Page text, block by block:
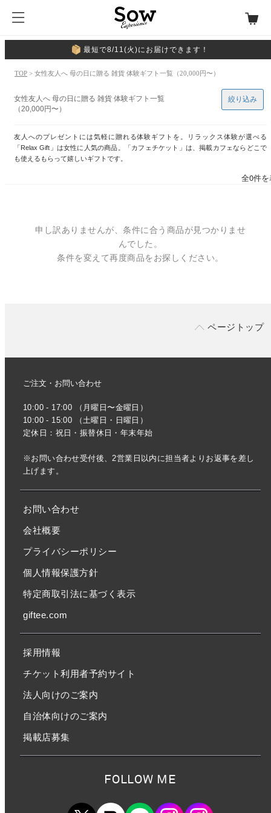
最短で8/11(火)にお届けできます！
TOP > 女性友人へ 母の日に贈る 雑貨 体験ギフト一覧（20,000円〜）
女性友人へ 母の日に贈る 雑貨 体験ギフト一覧
（20,000円〜）
友人へのプレゼントには気軽に贈れる体験ギフトを。リラックス体験が選べる
「Relax Gift」は女性に人気の商品。「カフェチケット」は、掲載カフェならどこで
も使えるもらって嬉しいギフトです。
絞り込み
全0件
申し訳ありませんが、条件に合う商品が見つかりませ
んでした。
条件を変えて再度商品をお探しください。
ページトップ
ご注文・お問い合わせ
10:00 - 17:00 （月曜日〜金曜日）
10:00 - 15:00 （土曜日・日曜日）
定休日：祝日・振替休日・年末年始
※お問い合わせ受付後、2営業日以内に担当者よりお返事を差し
上げます。
お問い合わせ
会社概要
プライバシーポリシー
個人情報保護方針
特定商取引法に基づく表示
giftee.com
採用情報
チケット利用者予約サイト
法人向けのご案内
自治体向けのご案内
掲載店募集
FOLLOW ME